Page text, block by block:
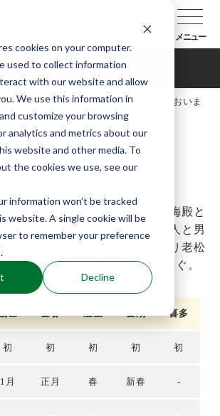
cookies on your computer.
used to collect information
with our website and allow
We use this information in
customize your browsing
analytics and metrics about our
website and other media. To
the cookies we use, see our
information won’t be tracked
website. A single cookie will be
to remember your preference
Decline
メニュー
まつ）
曲目データベース
老松（おいま
の菩提寺、筑紫の安楽寺に紅梅殿と
う松を訪ねる。来かかった老人と男
物語るうちに姿を消し、夜に入り老松
真ノ序ノ舞〉を舞い、御代を寿ぐ。
世 金春 宝生 金剛 喜多
初 初 初 初 初
1月 正月 春 新春 -